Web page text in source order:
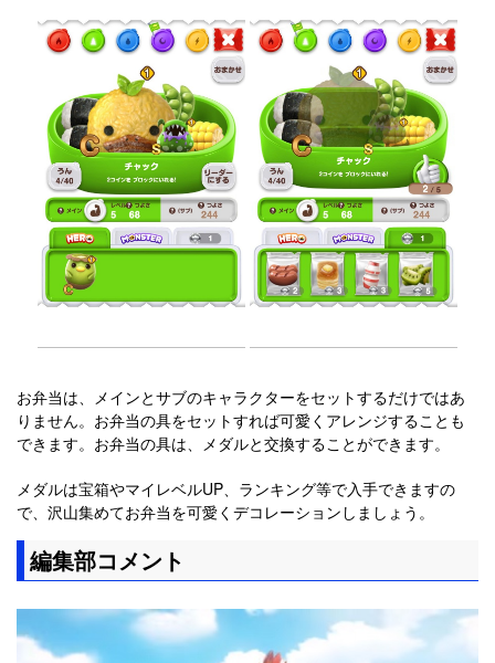
お弁当は、メインとサブのキャラクターをセットするだけではあ
りません。お弁当の具をセットすれば可愛くアレンジすることも
できます。お弁当の具は、メダルと交換することができます。
メダルは宝箱やマイレベルUP、ランキング等で入手できますの
で、沢山集めてお弁当を可愛くデコレーションしましょう。
編集部コメント